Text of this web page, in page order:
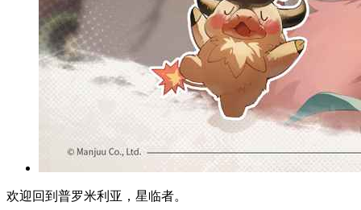
欢迎回到普罗米利亚，星临者。